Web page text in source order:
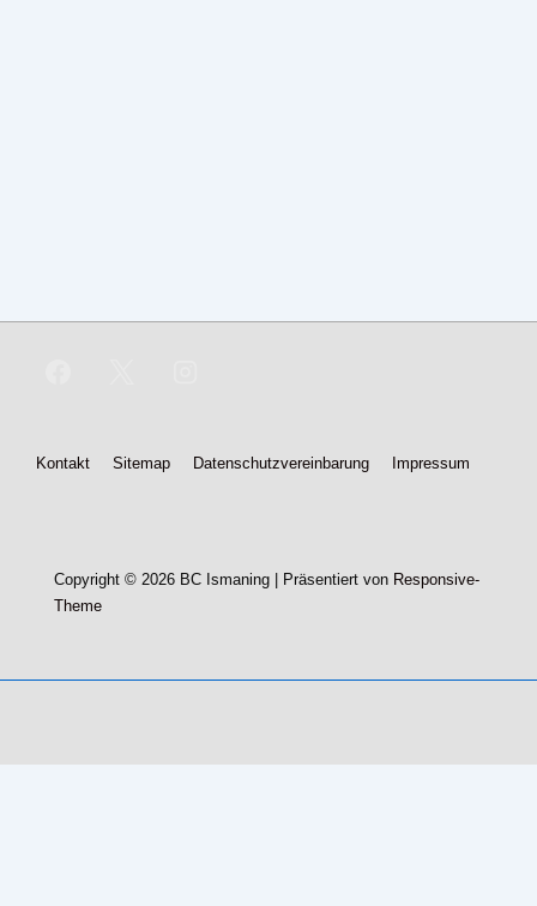
Footer-
Kontakt Sitemap Datenschutzvereinbarung Impressum
Copyright © 2026 BC Ismaning | Präsentiert von Responsive-
Theme